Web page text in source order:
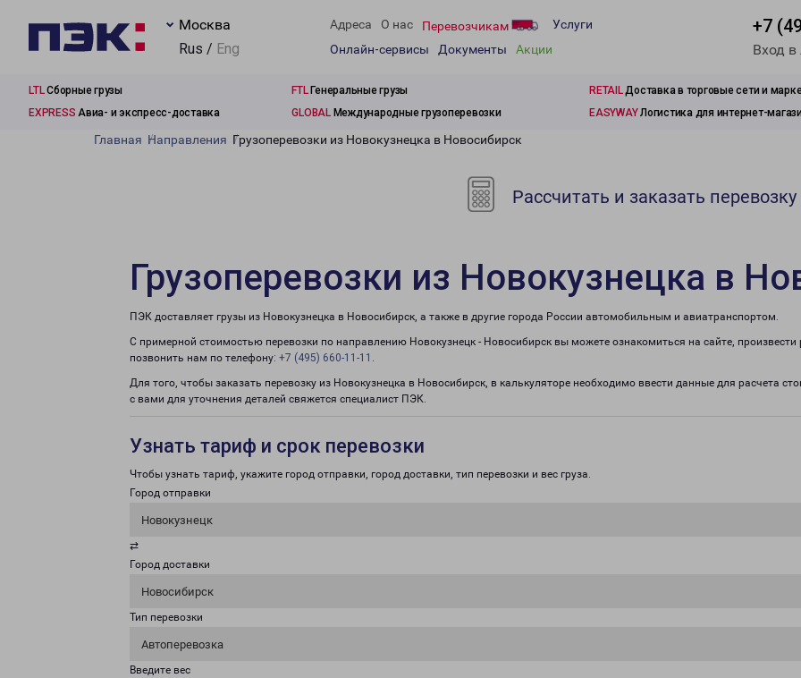
Москва
Rus / Eng
Адреса О нас Перевозчикам
Услуги
Онлайн-сервисы
Документы Акции
+7
Вход
LTLСборные грузы FTLГенеральные грузы RETAILДоставка в торговые сети и
EXPRESS Авиа- и экспресс-доставка GLOBALМеждународные грузоперевозки EASYWAYЛогистика для интернет-
Главная Направления Грузоперевозки из Новокузнецка в Новосибирск
Рассчитать и заказать перевозку
Грузоперевозки из Новокузнецка в
ПЭК доставляет грузы из Новокузнецка в Новосибирск, а также в другие города России автомобильным и авиатранспортом.
С примерной стоимостью перевозки по направлению Новокузнецк - Новосибирск вы можете ознакомиться на сайте,
позвонить нам по телефону: +7 (495) 660-11-11 .
Для того, чтобы заказать перевозку из Новокузнецка в Новосибирск, в калькуляторе необходимо ввести данные для расчета
с вами для уточнения деталей свяжется специалист ПЭК.
Узнать тариф и срок перевозки
Чтобы узнать тариф, укажите город отправки, город доставки, тип перевозки и вес груза.
Город отправки
Новокузнецк
⇄
Город доставки
Новосибирск
Тип перевозки
Автоперевозка
Введите вес